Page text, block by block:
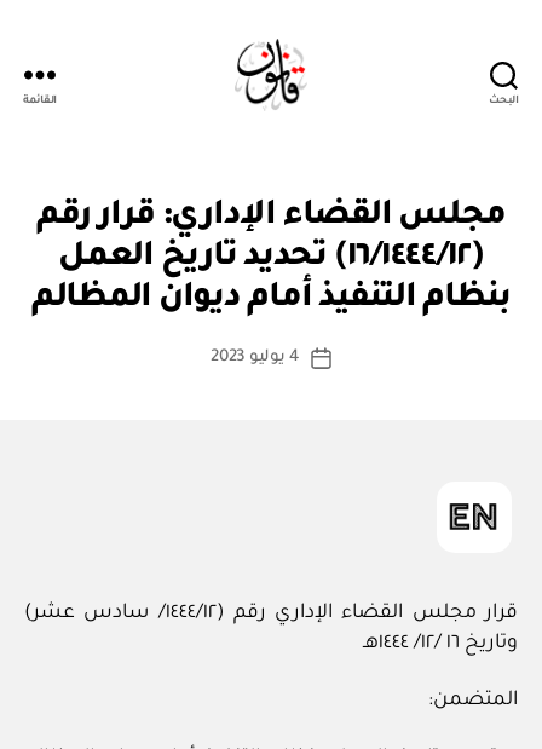
البحث القائمة
التصنيفات
مجلس القضاء الإداري: قرار رقم
(١٦/١٤٤٤/١٢) تحديد تاريخ العمل
بنظام التنفيذ أمام ديوان المظالم
كاتب
بو
س
ة
تاريخ
4 يوليو 2023
قرار مجلس القضاء الإداري رقم (١٤٤٤/١٢/ سادس عشر)
وتاريخ ١٦ /١٢/ ١٤٤٤هـ
المتضمن: